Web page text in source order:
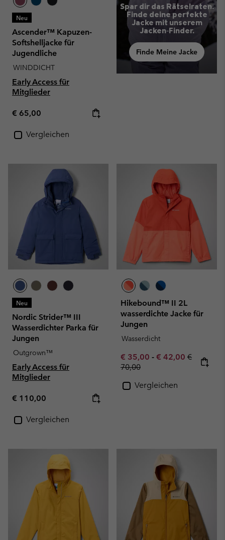
Neu
Ascender™ Kapuzen-
Softshelljacke für
Jugendliche
WINDDICHT
Early Access für
Mitglieder
Regular price:
€ 65,00
Vergleichen
Spar dir das Rätselraten.
Finde deine perfekte
Jacke mit unserem
Jacken‑Finder.
Finde Meine Jacke
Neu
Nordic Strider™ III
Wasserdichter Parka für
Jungen
Outgrown™
Early Access für
Mitglieder
Regular price:
€ 110,00
Vergleichen
Hikebound™ II 2L
wasserdichte Jacke für
Jungen
Wasserdicht
Minimum sale price:
€ 35,00 - Maximum sale
€ 42,00 Regular
€
70,00
Vergleichen